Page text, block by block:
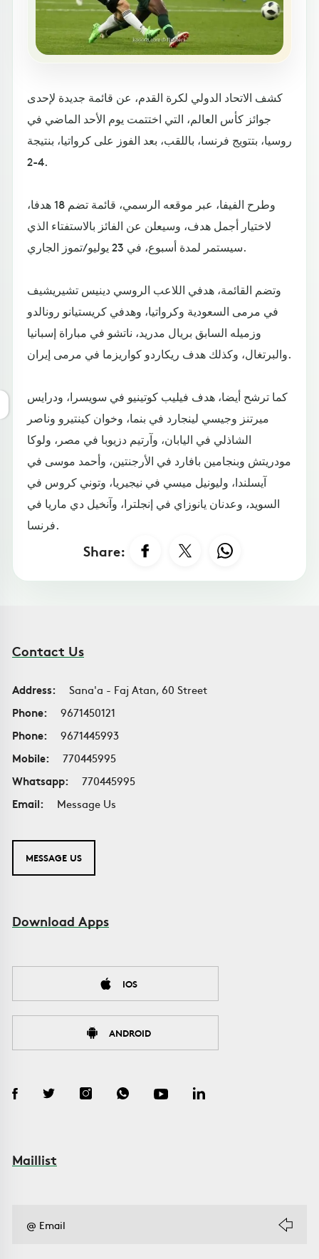
كشف الاتحاد الدولي لكرة القدم، عن قائمة جديدة لإحدى
جوائز كأس العالم، التي اختتمت يوم الأحد الماضي في
روسيا، بتتويج فرنسا، باللقب، بعد الفوز على كرواتيا، بنتيجة
4-2.
وطرح الفيفا، عبر موقعه الرسمي، قائمة تضم 18 هدفا،
لاختيار أجمل هدف، وسيعلن عن الفائز بالاستفتاء الذي
سيستمر لمدة أسبوع، في 23 يوليو/تموز الجاري.
وتضم القائمة، هدفي اللاعب الروسي دينيس تشيريشيف
في مرمى السعودية وكرواتيا، وهدفي كريستيانو رونالدو
وزميله السابق بريال مدريد، ناتشو في مباراة إسبانيا
والبرتغال، وكذلك هدف ريكاردو كواريزما في مرمى إيران.
كما ترشح أيضا، هدف فيليب كوتينيو في سويسرا، ودرايس
ميرتنز وجيسي لينجارد في بنما، وخوان كينتيرو وناصر
الشاذلي في اليابان، وآرتيم دزيوبا في مصر، ولوكا
مودريتش وبنجامين بافارد في الأرجنتين، وأحمد موسى في
آيسلندا، وليونيل ميسي في نيجيريا، وتوني كروس في
السويد، وعدنان يانوزاي في إنجلترا، وآنخيل دي ماريا في
فرنسا.
Share:
Contact Us
Address:
Sana'a - Faj Atan, 60 Street
Phone:
9671450121
Phone:
9671445993
Mobile:
770445995
Whatsapp:
770445995
Email:
Message Us
MESSAGE US
Download Apps
IOS
ANDROID
Maillist